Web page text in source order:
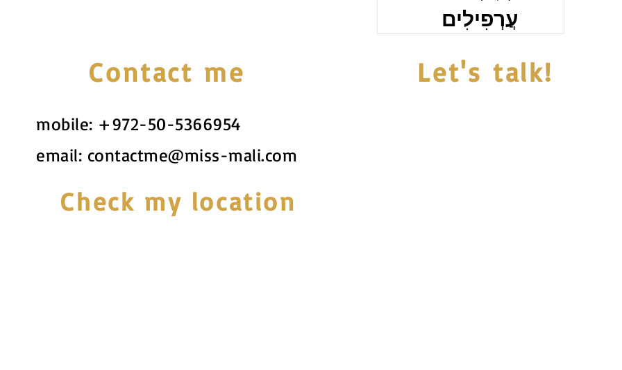
עֲרְפִילִים
Contact me
mobile: +972-50-5366954
email: contactme@miss-mali.com
Check my location
Let's talk!